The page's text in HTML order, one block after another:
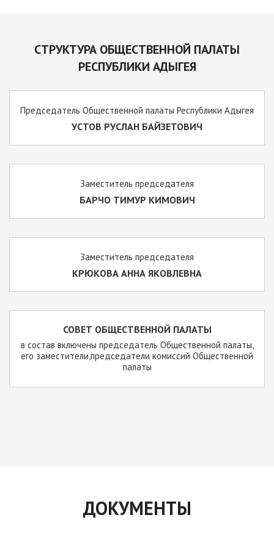
СТРУКТУРА ОБЩЕСТВЕННОЙ ПАЛАТЫ
РЕСПУБЛИКИ АДЫГЕЯ
Председатель Общественной палаты Республики Адыгея
УСТОВ РУСЛАН БАЙЗЕТОВИЧ
Заместитель председателя
БАРЧО ТИМУР КИМОВИЧ
Заместитель председателя
КРЮКОВА АННА ЯКОВЛЕВНА
СОВЕТ ОБЩЕСТВЕННОЙ ПАЛАТЫ
в состав включены председатель Общественной палаты,
его заместители,председатели комиссий Общественной
палаты
ДОКУМЕНТЫ